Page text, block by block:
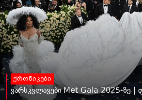
ქრონიკები
ვარსკვლავები Met Gala 2025-ზე |